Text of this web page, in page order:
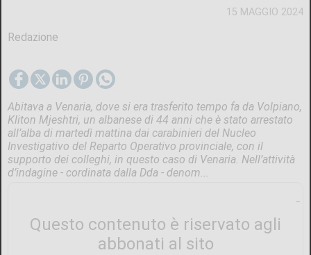
15 MAGGIO 2024
Redazione
Abitava a Venaria, dove si era trasferito tempo fa da Volpiano,
Kliton Mjeshtri, un albanese di 44 anni che è stato arrestato
all’alba di martedì mattina dai carabinieri del Nucleo
Investigativo del Reparto Operativo provinciale, con il
supporto dei colleghi, in questo caso di Venaria. Nell’attività
d’indagine - cordinata dalla Dda - denom...
Questo contenuto è riservato agli
abbonati al sito